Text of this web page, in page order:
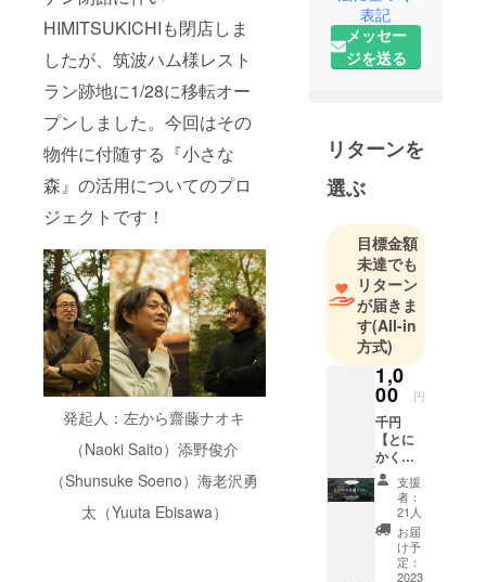
HIMITSUKICHIも閉店しま
したが、筑波ハム様レスト
ラン跡地に1/28に移転オー
プンしました。今回はその
物件に付随する『小さな
森』の活用についてのプロ
ジェクトです！
発起人：左から齋藤ナオキ
（Naoki Saito）添野俊介
（Shunsuke Soeno）海老沢勇
太（Yuuta Ebisawa）
です。
多くの皆様
のご支援何
します。
表記
メッセー
ジを送る
リターンを
選ぶ
目標金額
未達でも
リターン
が届きま
す(All-in
方式)
1,0
00 円
千円
【とに
かく応
援！プ
ラン】
CHIISA
NAMO
RIに来
れない
方、物
支援
者：
21人
お届
け予
定：
2023